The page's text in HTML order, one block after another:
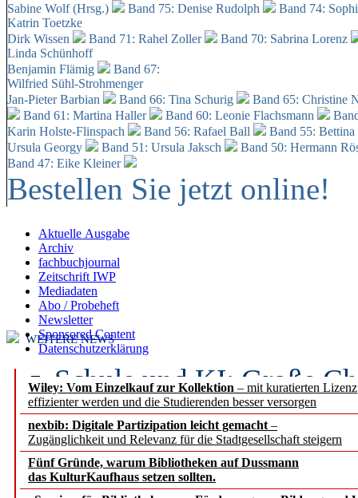
Sabine Wolf (Hrsg.)
Band 75: Denise Rudolph
Band 74:
Katrin Toetzke
Dirk Wissen
Band 71: Rahel Zoller
Band 70: Sabrina Lorenz
Linda Schünhoff
Benjamin Flämig
Band 67:
Wilfried Sühl-Strohmenger
Jan-Pieter Barbian
Band 66: Tina Schurig
Band 65: Christine
Band 61: Martina Haller
Band 60: Leonie Flachsmann
Karin Holste-Flinspach
Band 56: Rafael Ball
Band 55:
Ursula Georgy
Band 51: Ursula Jaksch Band 50: Hermann
Band 47: Eike Kleiner
Bestellen Sie jetzt online!
Aktuelle Ausgabe
Archiv
fachbuchjournal
Zeitschrift IWP
Mediadaten
Abo / Probeheft
Newsletter
Sponsored Content
Datenschutzerklärung
Wiley: Vom Einzelkauf zur Kollektion – mit kuratierten
effizienter werden und die Studierenden besser versorgen
nexbib: Digitale Partizipation leicht gemacht –
Zugänglichkeit und Relevanz für die Stadtgesellschaft steigern
Fünf Gründe, warum Bibliotheken auf Dussmann
das KulturKaufhaus setzen sollten.
WEITERE NEWS
Schule und KI: Große
Voraussetzungen
Erfolgreiches erstes
Segment Research –